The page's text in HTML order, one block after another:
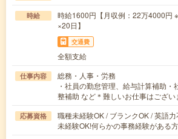
時給
時給1600円【月収例：22万4000円
×20日】
交通費
全額支給
仕事内容
総務・人事・労務
・社員の勤怠管理、給与計算補助
整補助 など＊難しいお仕事はござ
応募資格
職種未経験OK / ブランクOK / 英語
未経験OK!何らかの事務経験がある